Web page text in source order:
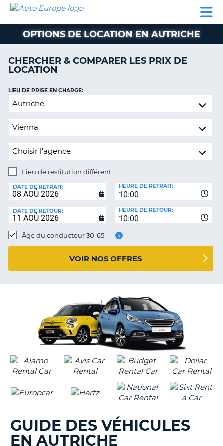
LOCATION
VOITURE
CAMPING-
CAR
CLIENT
AUTO
EUROPE
LOCATION
VOITURE
CAMPING-
CAR
PARTENAIRES
SUPPORT
CLIENT
COMPTE
MA
OPTIONS DE LOCATION EN AUTRICHE
CHERCHER & COMPARER LES PRIX DE
LOCATION
Lieu
restitution
LIEU DE PRISE EN CHARGE:
Lieu de restitution différent
DE
RESTITUTION:
DATE DE RETRAIT:
10:00
HEURE DE RETRAIT:
DATE DE RETOUR:
10:00
HEURE DE RETOUR:
Âge du conducteur 30-65
VOIR NOS OFFRES
GUIDE DES VÉHICULES
EN AUTRICHE